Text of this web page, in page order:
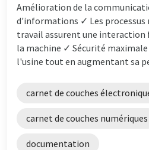
Amélioration de la
d'informations ✓ Les processus
travail assurent une
la machine ✓ Sécurité
l'usine tout en augmentant sa
carnet de couches
carnet de couches numériques
documentation